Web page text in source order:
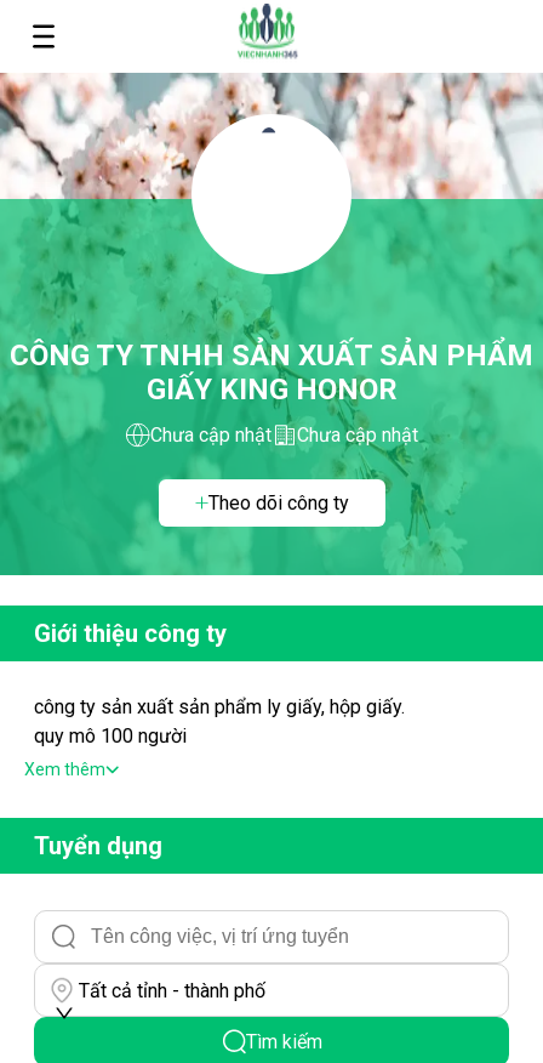
CÔNG TY TNHH SẢN XUẤT SẢN PHẨM
GIẤY KING HONOR
Chưa cập nhật Chưa cập nhật
Theo dõi công ty
Giới thiệu công ty
công ty sản xuất sản phẩm ly giấy, hộp giấy.
quy mô 100 người
công ty 100% vốn trung quốc
Xem thêm
Tuyển dụng
Tất cả tỉnh - thành phố
Tìm kiếm